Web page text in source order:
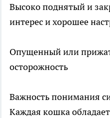
Высоко поднятый и
интерес и хорошее
Опущенный или
осторожность
Важность понимания
Каждая кошка